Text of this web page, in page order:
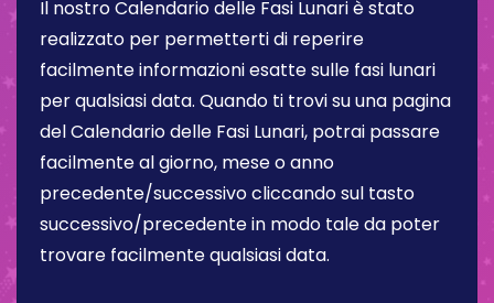
Il nostro Calendario delle Fasi Lunari è stato
realizzato per permetterti di reperire
facilmente informazioni esatte sulle fasi lunari
per qualsiasi data. Quando ti trovi su una pagina
del Calendario delle Fasi Lunari, potrai passare
facilmente al giorno, mese o anno
precedente/successivo cliccando sul tasto
successivo/precedente in modo tale da poter
trovare facilmente qualsiasi data.